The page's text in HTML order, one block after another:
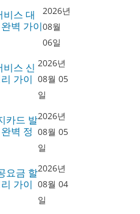
스 대
벽 가이
2026년
08월
06일
스 신
가이
2026년
08월 05
일
카드 발
벽 정
2026년
08월 05
일
요금 할
가이
2026년
08월 04
일